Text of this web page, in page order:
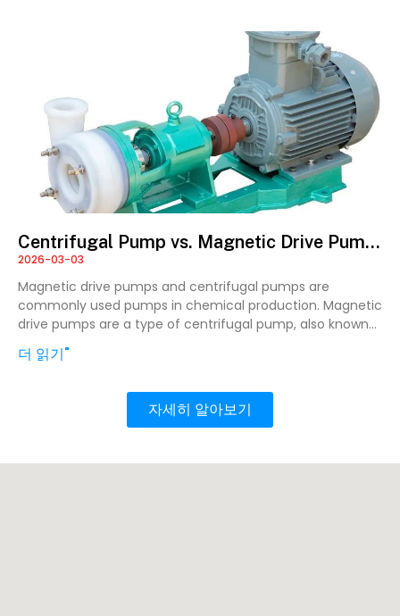
Centrifugal Pump vs. Magnetic Drive Pump:
Advantages and Disadvantages
2026-03-03
Magnetic drive pumps and centrifugal pumps are
commonly used pumps in chemical production. Magnetic
drive pumps are a type of centrifugal pump, also known
더 읽기"
자세히 알아보기